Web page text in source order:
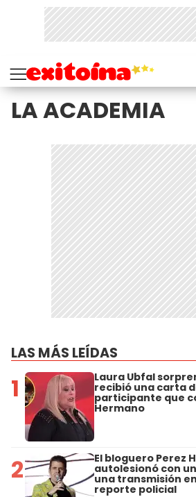
LA ACADEMIA
LAS MÁS LEÍDAS
1 Laura Ubfal
recibió una carta
participante que
Hermano
2 El bloguero Perez
autolesionó con
una transmisión
reporte policial